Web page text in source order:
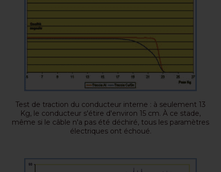
Test de traction du conducteur interne : à seulement 13
Kg, le conducteur s'étire d'environ 15 cm. À ce stade,
même si le câble n'a pas été déchiré, tous les paramètres
électriques ont échoué.